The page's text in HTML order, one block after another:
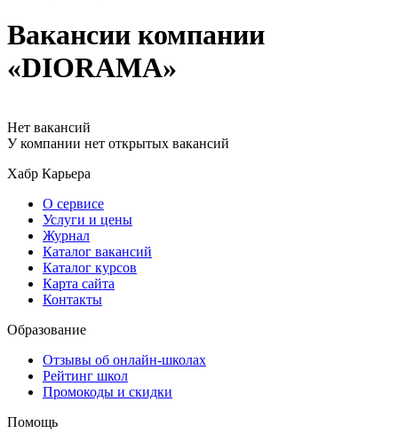
Вакансии компании
«DIORAMA»
Нет вакансий
У компании нет открытых вакансий
Хабр Карьера
О сервисе
Услуги и цены
Журнал
Каталог вакансий
Каталог курсов
Карта сайта
Контакты
Образование
Отзывы об онлайн-школах
Рейтинг школ
Промокоды и скидки
Помощь